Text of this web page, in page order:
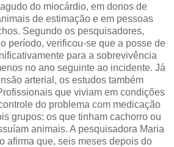
do miocárdio, em donos de
de estimação e em pessoas
Segundo os pesquisadores,
período, verificou-se que a posse de
para a sobrevivência
no ano seguinte ao incidente. Já
arterial, os estudos também
que viviam em condições
do problema com medicação
grupos: os que tinham cachorro ou
animais. A pesquisadora Maria
afirma que, seis meses depois do